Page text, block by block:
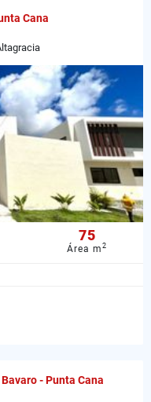
Cana
75
Área m2
- Punta Cana